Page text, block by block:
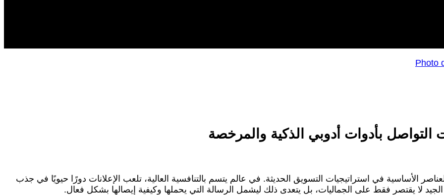
التواصل بأدوات أدوبي الذكية والمرخصة
الأساسية في استراتيجيات التسويق الحديثة. في عالم يتسم بالتنافسية العالية، تلعب الإعلانات دورًا حيويًا في جذب
لا يقتصر فقط على الجماليات، بل يتعدى ذلك ليشمل الرسالة التي يحملها وكيفية إيصالها بشكل فعال.